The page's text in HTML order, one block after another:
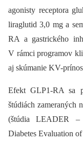
agonisty receptora
liraglutid 3,0 mg a
RA a gastrického
V rámci programov
aj skúmanie KV-
Efekt GLP1-RA sa
štúdiách
(štúdia LEADER
Diabetes Evaluation